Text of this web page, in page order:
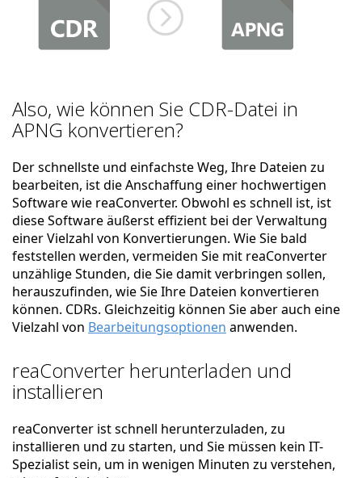
Also, wie können Sie CDR-Datei in
APNG konvertieren?
Der schnellste und einfachste Weg, Ihre Dateien zu
bearbeiten, ist die Anschaffung einer hochwertigen
Software wie reaConverter. Obwohl es schnell ist, ist
diese Software äußerst effizient bei der Verwaltung
einer Vielzahl von Konvertierungen. Wie Sie bald
feststellen werden, vermeiden Sie mit reaConverter
unzählige Stunden, die Sie damit verbringen sollen,
herauszufinden, wie Sie Ihre Dateien konvertieren
können. CDRs. Gleichzeitig können Sie aber auch eine
Vielzahl von Bearbeitungsoptionen anwenden.
reaConverter herunterladen und
installieren
reaConverter ist schnell herunterzuladen, zu
installieren und zu starten, und Sie müssen kein IT-
Spezialist sein, um in wenigen Minuten zu verstehen,